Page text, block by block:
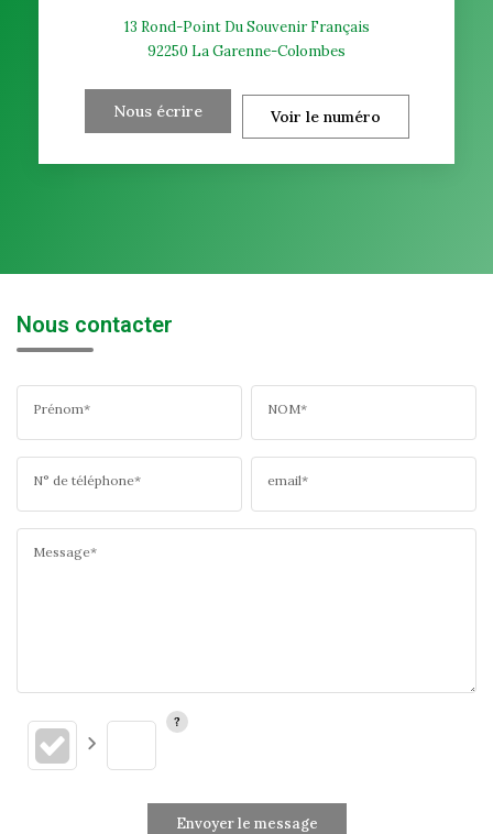
13 Rond-Point Du Souvenir Français
92250 La Garenne-Colombes
Nous écrire Voir le numéro
Nous contacter
Prénom* NOM*
N° de téléphone* email*
Message*
Envoyer le message